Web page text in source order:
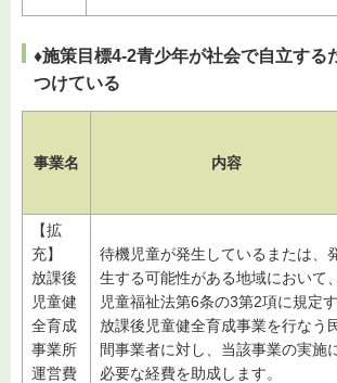
♦施策目標4-2青少年が社会で自立する
つけている
事業名 内容
【拡
充】
放課後
児童健
全育成
事業所
運営費
待機児童が発生しているまたは、
生する可能性がある地域において、
児童福祉法第6条の3第2項に規定
放課後児童健全育成事業を行なう
間事業者に対し、当該事業の実施
必要な経費を助成します。